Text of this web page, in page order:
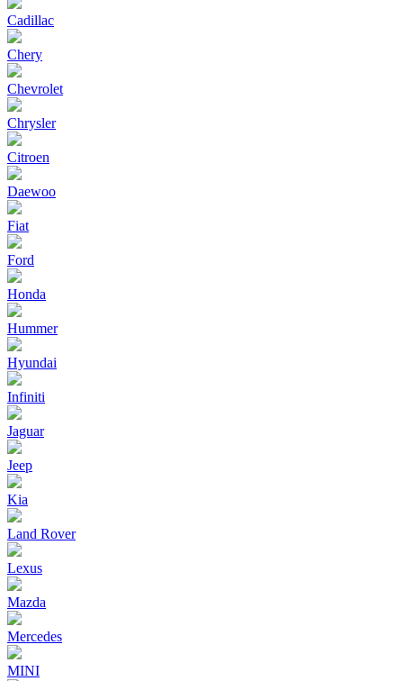
Cadillac
Chery
Chevrolet
Chrysler
Citroen
Daewoo
Fiat
Ford
Honda
Hummer
Hyundai
Infiniti
Jaguar
Jeep
Kia
Land Rover
Lexus
Mazda
Mercedes
MINI